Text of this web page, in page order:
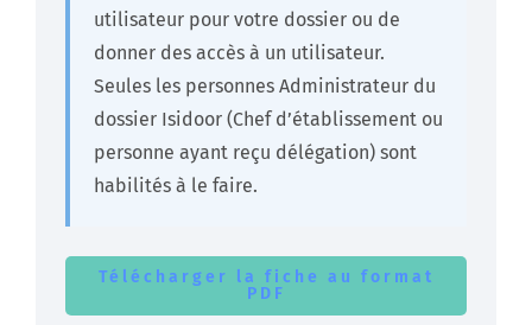
utilisateur pour votre dossier ou de
donner des accès à un utilisateur.
Seules les personnes Administrateur du
dossier Isidoor (Chef d’établissement ou
personne ayant reçu délégation) sont
habilités à le faire.
Télécharger la fiche au format
PDF